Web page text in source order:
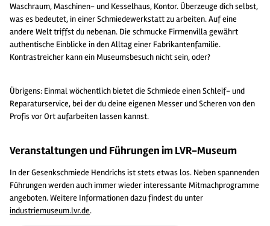
Waschraum, Maschinen- und Kesselhaus, Kontor. Überzeuge dich selbst,
was es bedeutet, in einer Schmiedewerkstatt zu arbeiten. Auf eine
andere Welt triffst du nebenan. Die schmucke Firmenvilla gewährt
authentische Einblicke in den Alltag einer Fabrikantenfamilie.
Kontrastreicher kann ein Museumsbesuch nicht sein, oder?
Übrigens: Einmal wöchentlich bietet die Schmiede einen Schleif- und
Reparaturservice, bei der du deine eigenen Messer und Scheren von den
Profis vor Ort aufarbeiten lassen kannst.
Veranstaltungen und Führungen im LVR-Museum
In der Gesenkschmiede Hendrichs ist stets etwas los. Neben spannenden
Führungen werden auch immer wieder interessante Mitmachprogramme
angeboten. Weitere Informationen dazu findest du unter
industriemuseum.lvr.de.